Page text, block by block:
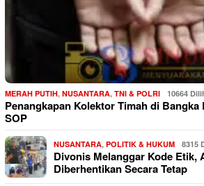
MERAH PUTIH, NUSANTARA, TNI & POLRI 10664
Penangkapan Kolektor Timah di
SOP
NUSANTARA, POLITIK & HUKUM 8315
Divonis Melanggar Kode Etik,
Diberhentikan Secara Tetap